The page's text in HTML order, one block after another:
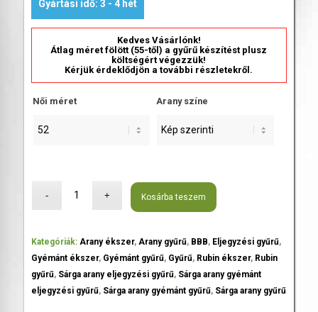
Gyártási idő: 3 - 4 hét
Kedves Vásárlónk!
Átlag méret fölött (55-től) a gyűrű készítést plusz
költségért végezzük!
Kérjük érdeklődjön a további részletekről.
Női méret Arany színe
Kosárba teszem
Kategóriák: Arany ékszer, Arany gyűrű, BBB, Eljegyzési gyűrű,
Gyémánt ékszer, Gyémánt gyűrű, Gyűrű, Rubin ékszer, Rubin
gyűrű, Sárga arany eljegyzési gyűrű, Sárga arany gyémánt
eljegyzési gyűrű, Sárga arany gyémánt gyűrű, Sárga arany gyűrű